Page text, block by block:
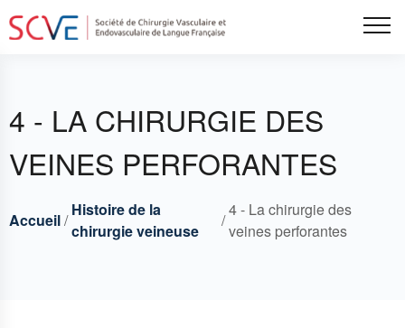
Aller
au
4 - LA CHIRURGIE DES
VEINES PERFORANTES
Breadcrumbs
Fil
Accueil
Histoire de la
chirurgie veineuse
4 - La chirurgie des
veines perforantes